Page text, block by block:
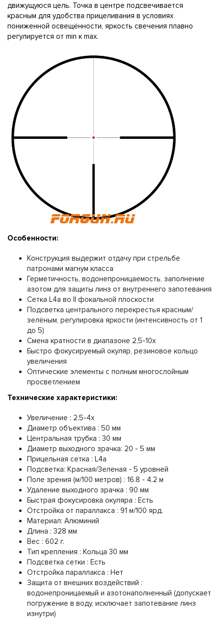
движущуюся цель. Точка в центре подсвечивается
красным для удобства прицеливания в условиях
пониженной освещённости, яркость свечения плавно
регулируется от mіn к mах.
Особенности:
Конструкция выдержит отдачу при стрельбе
патронами магнyм класса
Герметичность, водонепроницаемость, заполнение
азотом для защиты линз от внутреннего запотевания
Сетка L4a во ІІ фокальной плоскости
Подсветка центрального перекрестья красным/
зелёным, регулировка яркости (интенсивность от 1
до 5)
Смена кратности в диапазоне 2,5-10х
Быстро фокусируемый окуляр, резиновое кольцо
увеличения
Оптические элементы с полным многослойным
просветлением
Технические характеристики:
Увеличение : 2.5-4х
Диаметр объектива : 50 мм
Центральная трубка : 30 мм
Диаметр выходного зрачка: 20 - 5 мм
Прицельная сетка : L4a
Подсветка: Красная/Зеленая - 5 уровней
Поле зрения (м/100 метров) : 16.8 - 4.2 м
Удаление выходного зрачка : 90 мм
Быстрая фокусировка окуляра : Есть
Отстройка от параллакса : 91 м/100 ярд.
Материал: Алюминий
Длина : 328 мм
Вес : 602 г.
Тип крепления : Кольца 30 мм
Подсветка сетки : Есть
Отстройка параллакса : Нет
Защита от внешних воздействий :
водонепроницаемый и азотонаполненный (допускает
погружение в воду, исключает запотевание линз
изнутри)